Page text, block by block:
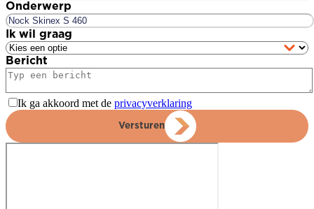
Onderwerp
Ik wil graag
Bericht
Ik ga akkoord met de privacyverklaring
Versturen